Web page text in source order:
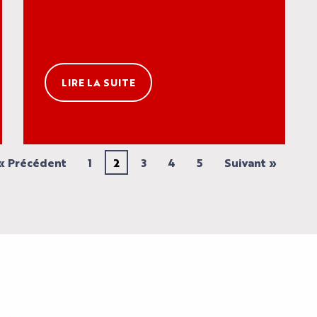
LIRE LA SUITE
Précédent 1 2 3 4 5 Suivant »